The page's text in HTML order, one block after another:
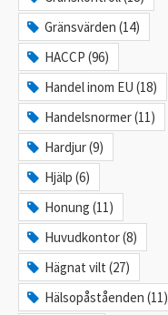
Gränsvärden (14)
HACCP (96)
Handel inom EU (18)
Handelsnormer (11)
Hardjur (9)
Hjälp (6)
Honung (11)
Huvudkontor (8)
Hägnat vilt (27)
Hälsopåståenden (11)